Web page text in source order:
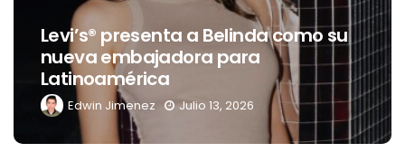
su
Destino Dos Equis 2026: La gran
celebración sonora que
transformará las noches de
del Río y Mérida
Edwin Jimenez Julio 13, 2026